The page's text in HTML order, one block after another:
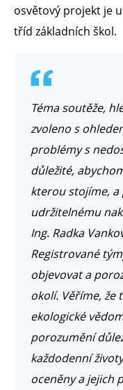
osvětový projekt je
tříd základních škol.
Téma soutěže,
zvoleno s
problémy s
důležité,
kterou stojíme,
udržitelnému
Ing. Radka
Registrované
objevovat a
okolí. Věříme, že
ekologické
porozumění
každodenní
oceněny a jejich